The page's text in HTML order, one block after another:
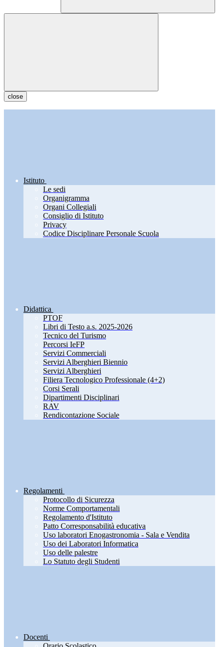
close
Istituto
Le sedi
Organigramma
Organi Collegiali
Consiglio di Istituto
Privacy
Codice Disciplinare Personale Scuola
Didattica
PTOF
Libri di Testo a.s. 2025-2026
Tecnico del Turismo
Percorsi IeFP
Servizi Commerciali
Servizi Alberghieri Biennio
Servizi Alberghieri
Filiera Tecnologico Professionale (4+2)
Corsi Serali
Dipartimenti Disciplinari
RAV
Rendicontazione Sociale
Regolamenti
Protocollo di Sicurezza
Norme Comportamentali
Regolamento d'Istituto
Patto Corresponsabilità educativa
Uso laboratori Enogastronomia - Sala e Vendita
Uso dei Laboratori Informatica
Uso delle palestre
Lo Statuto degli Studenti
Docenti